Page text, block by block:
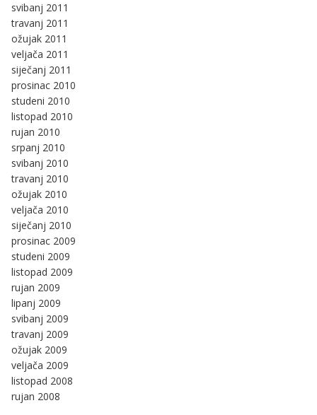
svibanj 2011
travanj 2011
ožujak 2011
veljača 2011
siječanj 2011
prosinac 2010
studeni 2010
listopad 2010
rujan 2010
srpanj 2010
svibanj 2010
travanj 2010
ožujak 2010
veljača 2010
siječanj 2010
prosinac 2009
studeni 2009
listopad 2009
rujan 2009
lipanj 2009
svibanj 2009
travanj 2009
ožujak 2009
veljača 2009
listopad 2008
rujan 2008